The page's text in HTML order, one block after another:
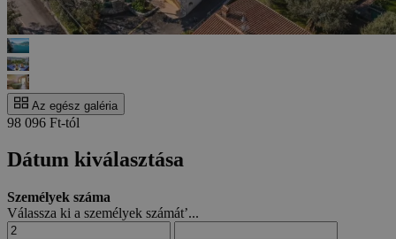
Az egész galéria
98 096 Ft-tól
Dátum kiválasztása
Személyek száma
Válassza ki a személyek számát’...